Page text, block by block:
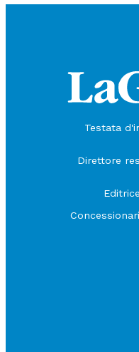
Testata
Direttore